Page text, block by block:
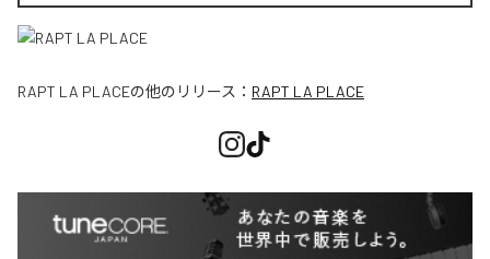
RAPT LA PLACEの他のリリース： RAPT LA PLACE